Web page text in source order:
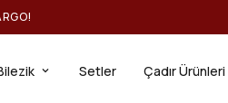
Setler Çadır Ürünleri